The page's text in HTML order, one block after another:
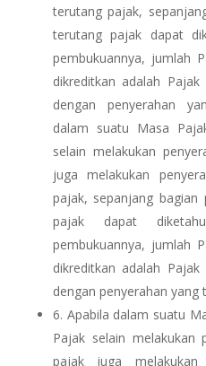
terutang pajak,
terutang pajak dapat
pembukuannya, jumlah
dikreditkan adalah
dengan penyerahan
dalam suatu Masa
selain melakukan
juga melakukan
pajak, sepanjang bagian
pajak dapat
pembukuannya, jumlah
dikreditkan adalah
dengan penyerahan yang
6. Apabila dalam suatu
Pajak selain melakukan
pajak juga